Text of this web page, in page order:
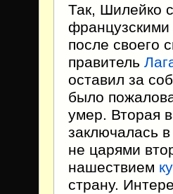
Так, Шилейко
французскими
после своего
правитель
оставил за
было
умер. Вторая
заключалась
не царями
нашествием
страну.